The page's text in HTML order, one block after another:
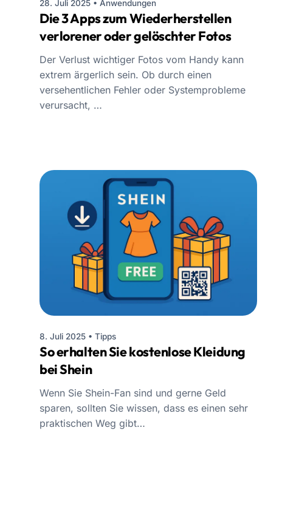
28. Juli 2025 • Anwendungen
Die 3 Apps zum Wiederherstellen
verlorener oder gelöschter Fotos
Der Verlust wichtiger Fotos vom Handy kann
extrem ärgerlich sein. Ob durch einen
versehentlichen Fehler oder Systemprobleme
verursacht, …
8. Juli 2025 • Tipps
So erhalten Sie kostenlose Kleidung
bei Shein
Wenn Sie Shein-Fan sind und gerne Geld
sparen, sollten Sie wissen, dass es einen sehr
praktischen Weg gibt…